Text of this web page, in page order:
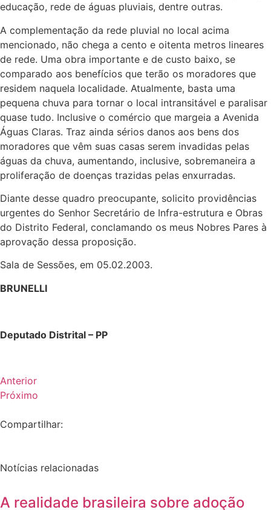
educação, rede de águas pluviais, dentre outras.
A complementação da rede pluvial no local acima
mencionado, não chega a cento e oitenta metros lineares
de rede. Uma obra importante e de custo baixo, se
comparado aos benefícios que terão os moradores que
residem naquela localidade. Atualmente, basta uma
pequena chuva para tornar o local intransitável e paralisar
quase tudo. Inclusive o comércio que margeia a Avenida
Águas Claras. Traz ainda sérios danos aos bens dos
moradores que vêm suas casas serem invadidas pelas
águas da chuva, aumentando, inclusive, sobremaneira a
proliferação de doenças trazidas pelas enxurradas.
Diante desse quadro preocupante, solicito providências
urgentes do Senhor Secretário de Infra-estrutura e Obras
do Distrito Federal, conclamando os meus Nobres Pares à
aprovação dessa proposição.
Sala de Sessões, em 05.02.2003.
BRUNELLI
Deputado Distrital – PP
Anterior
Próximo
Compartilhar:
Notícias relacionadas
A realidade brasileira sobre adoção